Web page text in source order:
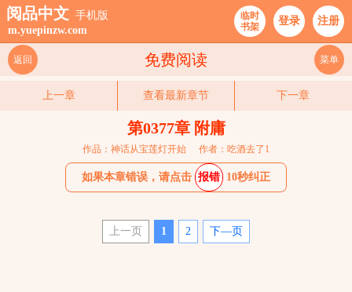
阅品中文 手机版
m.yuepinzw.com
临时
书架
登录 注册
免费阅读
返回 菜单
上一章 查看最新章节 下一章
第0377章 附庸
作品：神话从宝莲灯开始 作者：吃酒去了1
如果本章错误，请点击 报错 10秒纠正
上一页 1 2 下—页